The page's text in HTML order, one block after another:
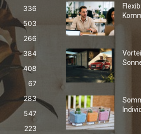
336
503
266
384
408
67
283
547
223